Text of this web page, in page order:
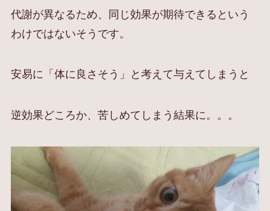
代謝が異なるため、同じ効果が期待できるという
わけではないそうです。
安易に「体に良さそう」と考えて与えてしまうと
逆効果どころか、苦しめてしまう結果に。。。